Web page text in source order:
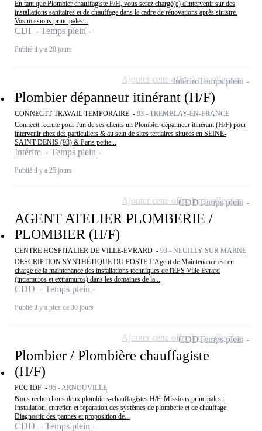
En tant que Plombier chauffagiste F/H, vous serez chargé(e) d'intervenir sur des
installations sanitaires et de chauffage dans le cadre de rénovations après sinistre.
Vos missions principales...
CDI - Temps plein
Publié il y a 20 jours
Plombier dépanneur itinérant (H/F)
CONNECTT TRAVAIL TEMPORAIRE - 93 - TREMBLAY-EN-FRANCE
Connectt recrute pour l'un de ses clients un Plombier dépanneur itinérant (H/F) pour
intervenir chez des particuliers & au sein de sites tertiaires situées en SEINE-
SAINT-DENIS (93) & Paris petite...
Intérim - Temps plein
Publié il y a 25 jours
IntérimTemps plein
Ajouter cette offre à ma sélection
AGENT ATELIER PLOMBERIE /
PLOMBIER (H/F)
CENTRE HOSPITALIER DE VILLE-EVRARD - 93 - NEUILLY SUR MARNE
DESCRIPTION SYNTHÉTIQUE DU POSTE L'Agent de Maintenance est en
charge de la maintenance des installations techniques de l'EPS Ville Evrard
(intramuros et extramuros) dans les domaines de la...
CDD - Temps plein
Publié il y a plus de 30 jours
CDDTemps plein
Ajouter cette offre à ma sélection
Plombier / Plombière chauffagiste
(H/F)
PCC IDF - 95 - ARNOUVILLE
Nous recherchons deux plombiers-chauffagistes H/F. Missions principales :
Installation, entretien et réparation des systèmes de plomberie et de chauffage
Diagnostic des pannes et proposition de...
CDD - Temps plein
CDDTemps plein
Ajouter cette offre à ma sélection